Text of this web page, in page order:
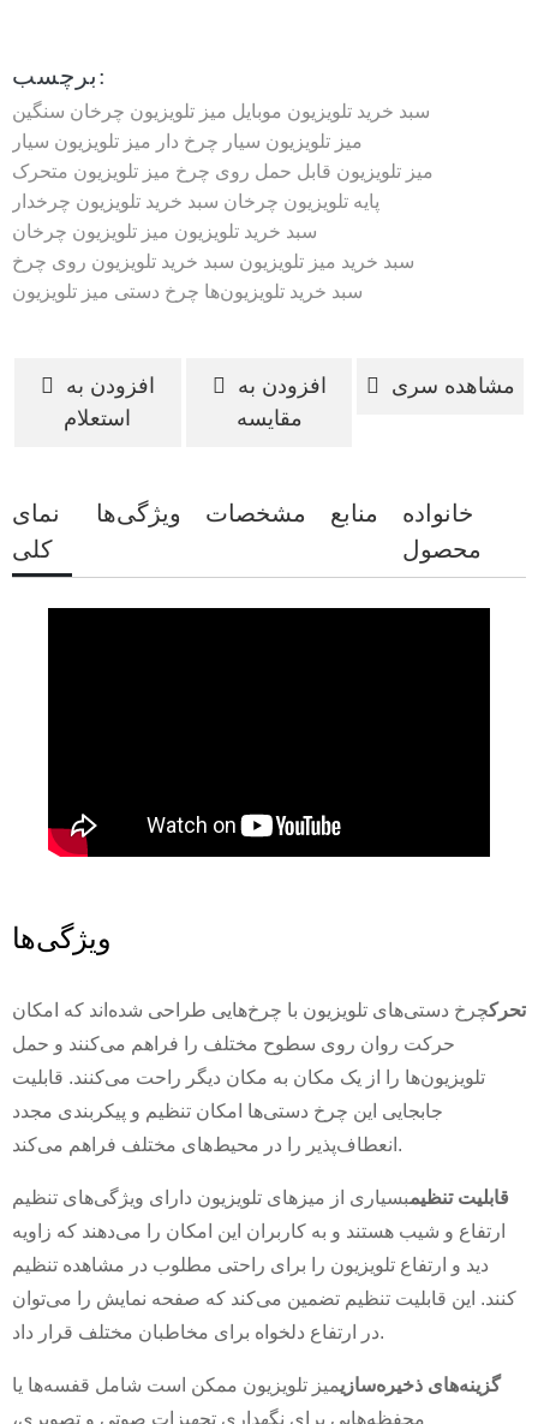
برچسب:
میز تلویزیون چرخان سنگین سبد خرید تلویزیون موبایل
میز تلویزیون سیار میز تلویزیون سیار چرخ دار
میز تلویزیون متحرک میز تلویزیون قابل حمل روی چرخ
سبد خرید تلویزیون چرخدار پایه تلویزیون چرخان
میز تلویزیون چرخان سبد خرید تلویزیون
سبد خرید تلویزیون روی چرخ سبد خرید میز تلویزیون
چرخ دستی میز تلویزیون سبد خرید تلویزیون‌ها
افزودن به
استعلام
افزودن به
مقایسه
مشاهده سری
نمای
کلی
ویژگی‌ها مشخصات منابع
خانواده
محصول
ویژگی‌ها
تحرکچرخ دستی‌های تلویزیون با چرخ‌هایی طراحی شده‌اند که امکان
حرکت روان روی سطوح مختلف را فراهم می‌کنند و حمل
تلویزیون‌ها را از یک مکان به مکان دیگر راحت می‌کنند. قابلیت
جابجایی این چرخ دستی‌ها امکان تنظیم و پیکربندی مجدد
انعطاف‌پذیر را در محیط‌های مختلف فراهم می‌کند.
قابلیت تنظیمبسیاری از میزهای تلویزیون دارای ویژگی‌های تنظیم
ارتفاع و شیب هستند و به کاربران این امکان را می‌دهند که زاویه
دید و ارتفاع تلویزیون را برای راحتی مطلوب در مشاهده تنظیم
کنند. این قابلیت تنظیم تضمین می‌کند که صفحه نمایش را می‌توان
در ارتفاع دلخواه برای مخاطبان مختلف قرار داد.
گزینه‌های ذخیره‌سازیمیز تلویزیون ممکن است شامل قفسه‌ها یا
محفظه‌هایی برای نگهداری تجهیزات صوتی و تصویری،
× ارسال درخواست